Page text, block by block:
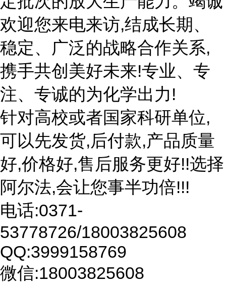
欢迎您来电来访,结成长期、
稳定、广泛的战略合作关系,
携手共创美好未来!专业、专
注、专诚的为化学出力!
针对高校或者国家科研单位,
可以先发货,后付款,产品质量
好,价格好,售后服务更好!!选择
阿尔法,会让您事半功倍!!!
电话:0371-
53778726/18003825608
QQ:3999158769
微信:18003825608